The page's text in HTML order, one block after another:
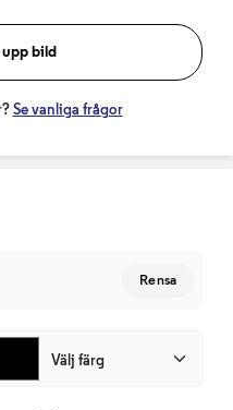
upp bild
Se vanliga frågor
Rensa
Välj färg